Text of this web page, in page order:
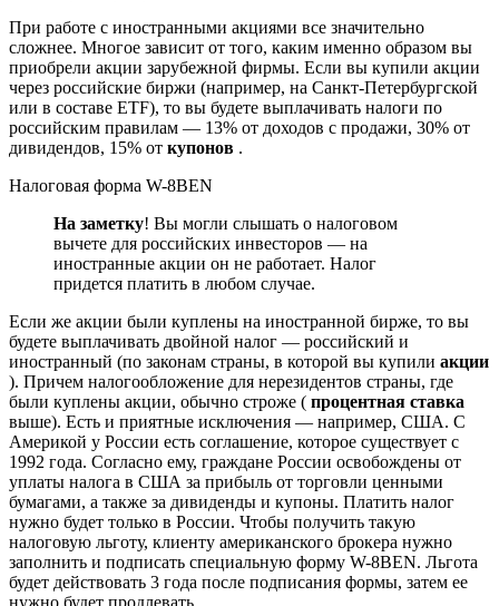
При работе с иностранными акциями все значительно
сложнее. Многое зависит от того, каким именно образом вы
приобрели акции зарубежной фирмы. Если вы купили акции
через российские биржи (например, на Санкт-Петербургской
или в составе ETF), то вы будете выплачивать налоги по
российским правилам — 13% от доходов с продажи, 30% от
дивидендов, 15% от купонов .
Налоговая форма W-8BEN
На заметку! Вы могли слышать о налоговом
вычете для российских инвесторов — на
иностранные акции он не работает. Налог
придется платить в любом случае.
Если же акции были куплены на иностранной бирже, то вы
будете выплачивать двойной налог — российский и
иностранный (по законам страны, в которой вы купили акции
). Причем налогообложение для нерезидентов страны, где
были куплены акции, обычно строже ( процентная ставка
выше). Есть и приятные исключения — например, США. С
Америкой у России есть соглашение, которое существует с
1992 года. Согласно ему, граждане России освобождены от
уплаты налога в США за прибыль от торговли ценными
бумагами, а также за дивиденды и купоны. Платить налог
нужно будет только в России. Чтобы получить такую
налоговую льготу, клиенту американского брокера нужно
заполнить и подписать специальную форму W-8BEN. Льгота
будет действовать 3 года после подписания формы, затем ее
нужно будет продлевать.